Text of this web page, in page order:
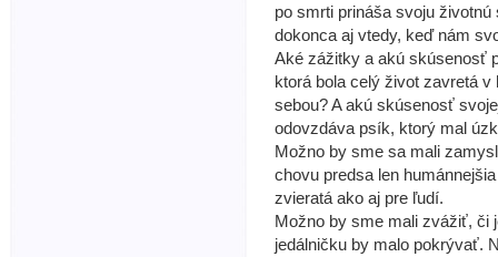
po smrti prináša svoju
dokonca aj vtedy, keď nám
Aké zážitky a akú skúsenosť
ktorá bola celý život zavretá v
sebou? A akú skúsenosť
odovzdáva psík, ktorý mal
Možno by sme sa mali
chovu predsa len
zvieratá ako aj pre ľudí.
Možno by sme mali zvážiť, či
jedálničku by malo pokrývať.